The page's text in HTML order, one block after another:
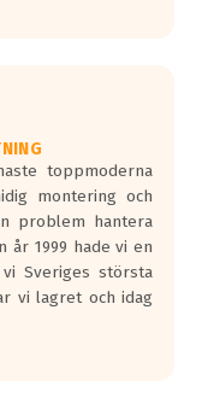
toppmoderna
montering och
problem hantera
år 1999 hade vi en
Sveriges största
vi lagret och idag